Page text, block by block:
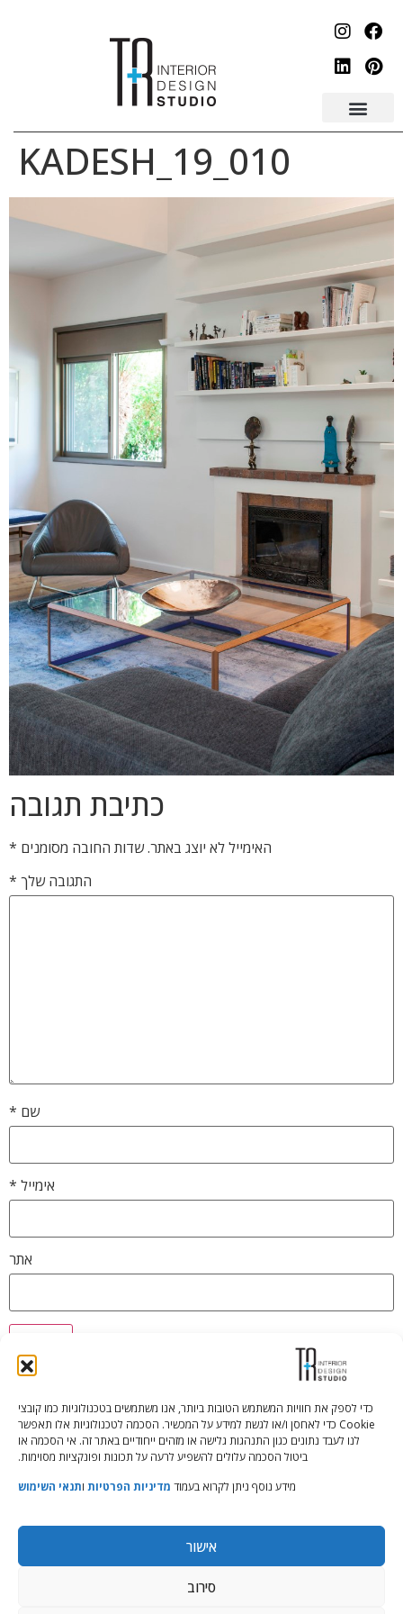
כדי לספק את חוויות המשתמש הטובות ביותר, אנו משתמשים בטכנולוגיות כמו קובצי
Cookie כדי לאחסן ו/או לגשת למידע על המכשיר. הסכמה לטכנולוגיות אלו תאפשר
לנו לעבד נתונים כגון התנהגות גלישה או מזהים ייחודיים באתר זה. אי הסכמה או
ביטול הסכמה עלולים להשפיע לרעה על תכונות ופונקציות מסוימות.
מידע נוסף ניתן לקרוא בעמוד מדיניות הפרטיות ותנאי השימוש
אישור
סירוב
KADESH_19_010
כתיבת תגובה
האימייל לא יוצג באתר.שדות החובה מסומנים *
התגובה שלך *
שם *
אימייל *
אתר
Tali Shenfeld:052.620.2446
tali@TRstudio.co.il
rakefet@TRstudio.co.il